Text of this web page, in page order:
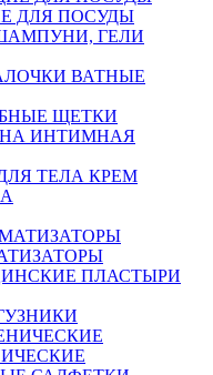
ДЛЯ ПОСУДЫ
ГЕЛИ
ВАТНЫЕ
ЩЕТКИ
ИНТИМНАЯ
КРЕМ
ПЛАСТЫРИ